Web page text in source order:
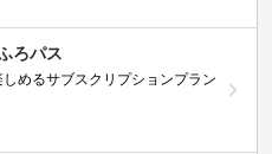
ろパス
めるサブスクリプションプラン